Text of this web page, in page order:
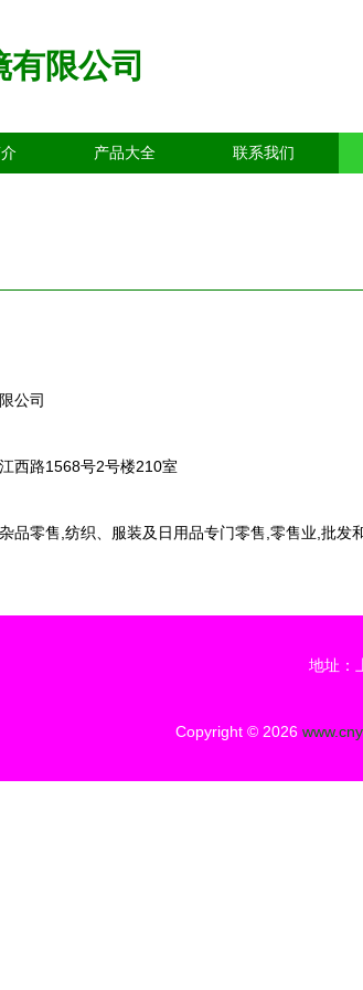
限公司
产品大全 联系我们
公司
西路1568号2号楼210室
品零售,纺织、服装及日用品专门零售,零售业,批发
地址：
Copyright © 2026